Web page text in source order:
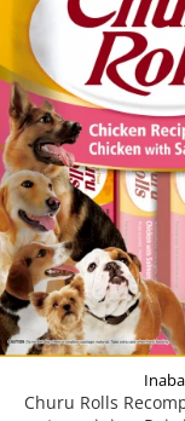
Inaba
Churu Rolls